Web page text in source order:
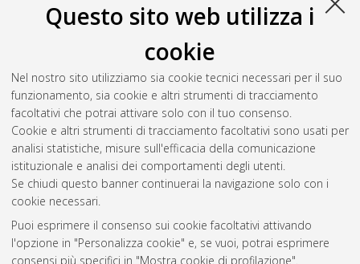
Questo sito web utilizza i
cookie
Nel nostro sito utilizziamo sia cookie tecnici necessari per il suo
funzionamento, sia cookie e altri strumenti di tracciamento
facoltativi che potrai attivare solo con il tuo consenso.
Cookie e altri strumenti di tracciamento facoltativi sono usati per
analisi statistiche, misure sull'efficacia della comunicazione
istituzionale e analisi dei comportamenti degli utenti.
Se chiudi questo banner continuerai la navigazione solo con i
cookie necessari.
Puoi esprimere il consenso sui cookie facoltativi attivando
l'opzione in "Personalizza cookie" e, se vuoi, potrai esprimere
consensi più specifici in "Mostra cookie di profilazione".
Gestione del documento:
Atom
Rss 1.0